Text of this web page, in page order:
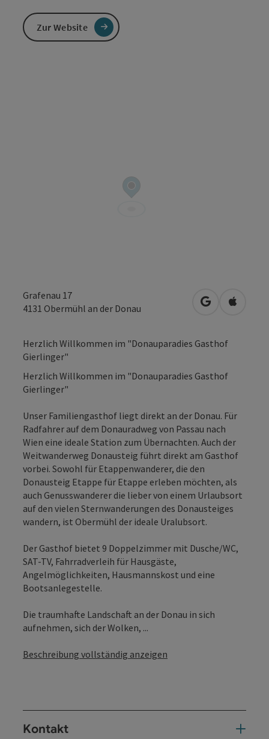
Grafenau 17
4131 Obermühl an der Donau in Google
in
Herzlich Willkommen im "Donauparadies Gasthof
Gierlinger"
Herzlich Willkommen im "Donauparadies Gasthof
Gierlinger"
Unser Familiengasthof liegt direkt an der Donau. Für
Radfahrer auf dem Donauradweg von Passau nach
Wien eine ideale Station zum Übernachten. Auch der
Weitwanderweg Donausteig führt direkt am Gasthof
vorbei. Sowohl für Etappenwanderer, die den
Donausteig Etappe für Etappe erleben möchten, als
auch Genusswanderer die lieber von einem Urlaubsort
auf den vielen Sternwanderungen des Donausteiges
wandern, ist Obermühl der ideale Uralubsort.
Der Gasthof bietet 9 Doppelzimmer mit Dusche/WC,
SAT-TV, Fahrradverleih für Hausgäste,
Angelmöglichkeiten, Hausmannskost und eine
Bootsanlegestelle.
Die traumhafte Landschaft an der Donau in sich
aufnehmen, sich der Wolken, ...
Beschreibung vollständig anzeigen
Kontakt
Zur Website